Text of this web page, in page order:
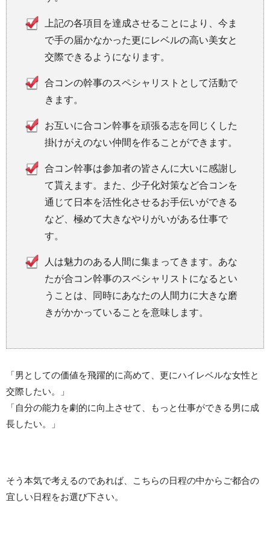
上記の各項目を達成させることにより、今ま
で手の届かなかった更にレベルの高い美女と
交際できるようになります。
合コンの幹事のスペシャリストとして活動で
きます。
お互いに合コン幹事を頑張る志を同じくした
掛けがえのない仲間を作ることができます。
合コン幹事は参加者の皆さんに大いに感謝し
て貰えます。また、少子化対策など合コンを
通じて日本を活性化させるお手伝いができる
など、極めて大きなやりがいがある仕事で
す。
人は魅力のある人間に集まってきます。あな
たが合コン幹事のスペシャリストになるとい
うことは、同時にあなたの人間力に大きな磨
きがかかっていることを意味します。
「男としての価値を飛躍的に高めて、更にハイレベルな女性と
交際したい。」
「自分の能力を劇的に向上させて、もっと仕事ができる男に成
長したい。」
そう本気で考えるのであれば、こちらの日程の中からご都合の
宜しい日程をお選び下さい。